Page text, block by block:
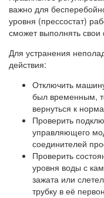
важно для
уровня (прессостат)
сможет выполнять свои
Для устранения
действия:
Отключить
был временным,
вернуться к
Проверить
управляющего
соединителей
Проверить
уровня воды с
зажата или
трубку в её